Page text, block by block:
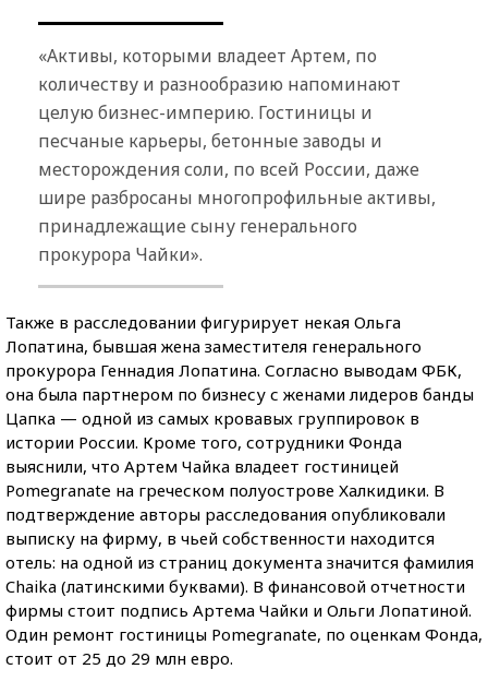
«Активы, которыми владеет Артем, по
количеству и разнообразию напоминают
целую бизнес-империю. Гостиницы и
песчаные карьеры, бетонные заводы и
месторождения соли, по всей России, даже
шире разбросаны многопрофильные активы,
принадлежащие сыну генерального
прокурора Чайки».
Также в расследовании фигурирует некая Ольга
Лопатина, бывшая жена заместителя генерального
прокурора Геннадия Лопатина. Согласно выводам ФБК,
она была партнером по бизнесу с женами лидеров банды
Цапка — одной из самых кровавых группировок в
истории России. Кроме того, сотрудники Фонда
выяснили, что Артем Чайка владеет гостиницей
Pomegranate на греческом полуострове Халкидики. В
подтверждение авторы расследования опубликовали
выписку на фирму, в чьей собственности находится
отель: на одной из страниц документа значится фамилия
Chaika (латинскими буквами). В финансовой отчетности
фирмы стоит подпись Артема Чайки и Ольги Лопатиной.
Один ремонт гостиницы Pomegranate, по оценкам Фонда,
стоит от 25 до 29 млн евро.